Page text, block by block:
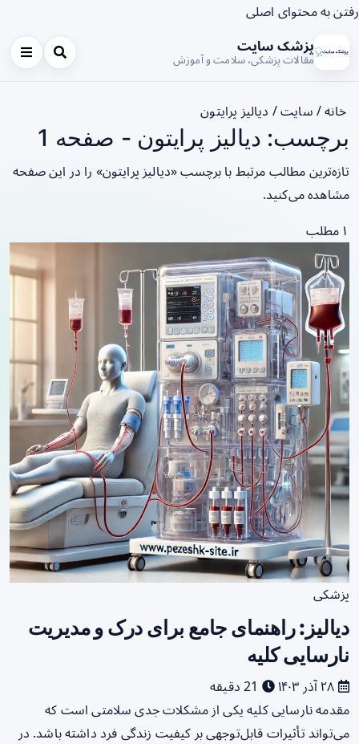
رفتن به محتوای اصلی
پزشک سایت
مقالات پزشکی، سلامت و آموزش
خانه/ سایت/ دیالیز پرایتون
برچسب: دیالیز پرایتون - صفحه 1
تازه‌ترین مطالب مرتبط با برچسب «دیالیز پرایتون» را در این صفحه
مشاهده می‌کنید.
۱ مطلب
پزشکی
دیالیز: راهنمای جامع برای درک و مدیریت
نارسایی کلیه
مقدمه نارسایی کلیه یکی از مشکلات جدی سلامتی است که
می‌تواند تأثیرات قابل‌توجهی بر کیفیت زندگی فرد داشته باشد. در